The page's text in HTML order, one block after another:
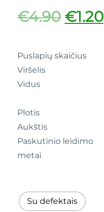
€4.90 €1.20
Puslapių skaičius
Viršelis
Vidus
Plotis
Aukštis
Paskutinio leidimo
metai
Su defektais